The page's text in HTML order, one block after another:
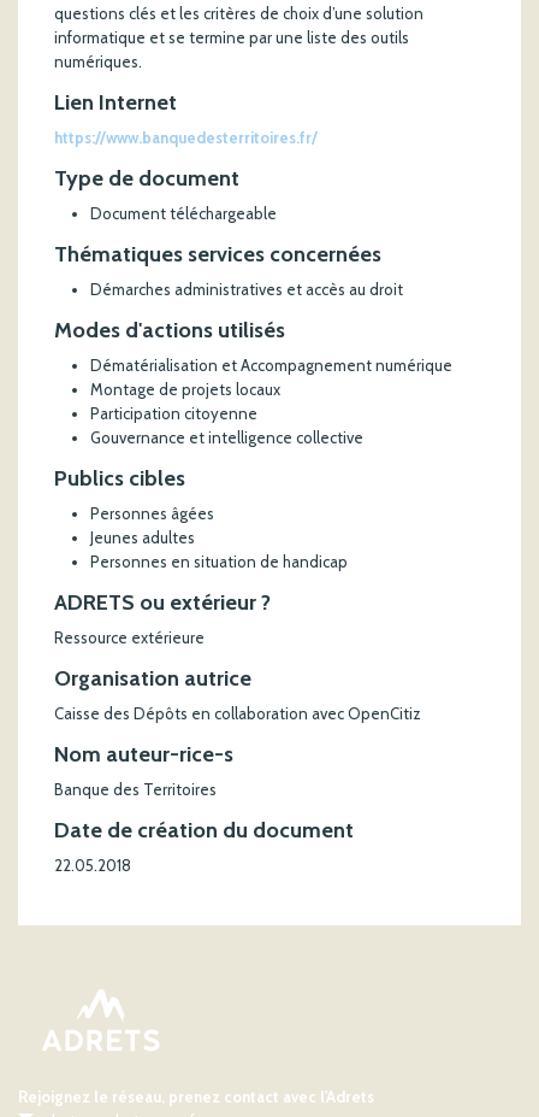
questions clés et les critères de choix d’une solution
informatique et se termine par une liste des outils
numériques.
Lien Internet
https://www.banquedesterritoires.fr/
Type de document
Document téléchargeable
Thématiques services concernées
Démarches administratives et accès au droit
Modes d'actions utilisés
Dématérialisation et Accompagnement numérique
Montage de projets locaux
Participation citoyenne
Gouvernance et intelligence collective
Publics cibles
Personnes âgées
Jeunes adultes
Personnes en situation de handicap
ADRETS ou extérieur ?
Ressource extérieure
Organisation autrice
Caisse des Dépôts en collaboration avec OpenCitiz
Nom auteur-rice-s
Banque des Territoires
Date de création du document
22.05.2018
Rejoignez le réseau, prenez contact avec l'Adrets